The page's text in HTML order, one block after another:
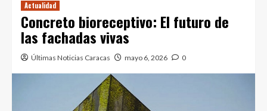
Actualidad
Concreto bioreceptivo: El futuro de
las fachadas vivas
Últimas Noticias Caracas mayo 6, 2026 0